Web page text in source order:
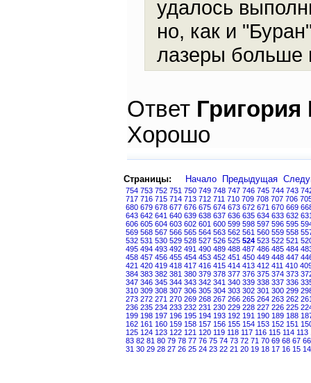
удалось
но, как и
лазеры больше
Ответ
Хорошо
Страницы: Начало Предыдущая
754 753 752 751 750 749 748 747 746 745 744 743
717 716 715 714 713 712 711 710 709 708 707 706
680 679 678 677 676 675 674 673 672 671 670 669
643 642 641 640 639 638 637 636 635 634 633 632
606 605 604 603 602 601 600 599 598 597 596 595
569 568 567 566 565 564 563 562 561 560 559 558
532 531 530 529 528 527 526 525 524 523 522 521
495 494 493 492 491 490 489 488 487 486 485 484
458 457 456 455 454 453 452 451 450 449 448 447
421 420 419 418 417 416 415 414 413 412 411 410
384 383 382 381 380 379 378 377 376 375 374 373
347 346 345 344 343 342 341 340 339 338 337 336
310 309 308 307 306 305 304 303 302 301 300 299
273 272 271 270 269 268 267 266 265 264 263 262
236 235 234 233 232 231 230 229 228 227 226 225
199 198 197 196 195 194 193 192 191 190 189 188
162 161 160 159 158 157 156 155 154 153 152 151
125 124 123 122 121 120 119 118 117 116 115 114 113
83 82 81 80 79 78 77 76 75 74 73 72 71 70 69 68 67 66
31 30 29 28 27 26 25 24 23 22 21 20 19 18 17 16 15 14